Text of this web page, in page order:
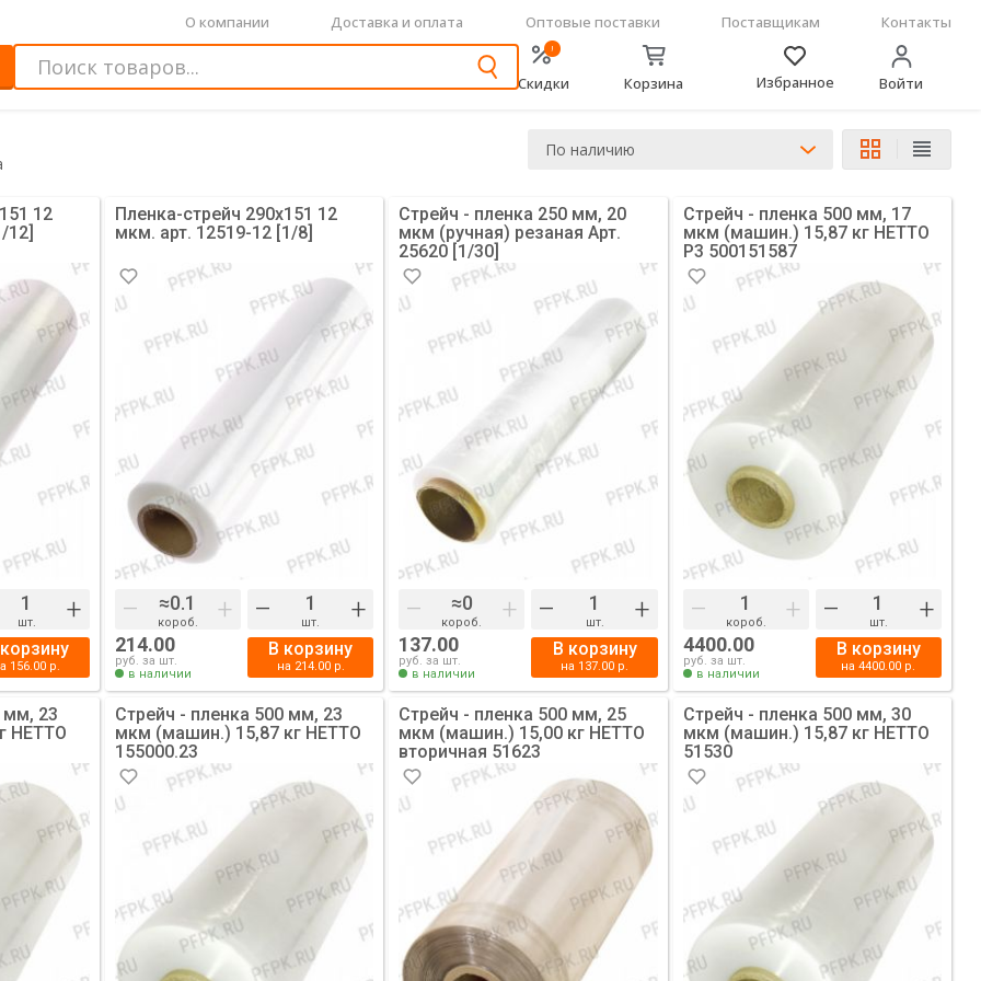
О компании Доставка и оплата Оптовые поставки Поставщикам Контакты
!
Скидки Корзина Избранное Войти
По наличию
12
12]
шт. +
156.00 р.
Пленка-стрейч 290х151 12
мкм. арт. 12519-12 [1/8]
– короб. + – шт. +
214.00
руб. за шт.
в наличии
В корзину
на 214.00р.
Стрейч - пленка 250 мм, 20
мкм (ручная) резаная Арт.
25620 [1/30]
– короб. + – шт. +
137.00
руб. за шт.
в наличии
В корзину
на 137.00 р.
Стрейч - пленка 500 мм, 17
мкм (машин.) 15,87 кг НЕТТО
Р3 500151587
– короб. + – шт. +
4400.00
руб. за шт.
в наличии
В корзину
на4400.00 р.
мм, 23
НЕТТО
Стрейч - пленка 500 мм, 23
мкм (машин.) 15,87 кг НЕТТО
155000.23
Стрейч - пленка 500 мм, 25
мкм (машин.) 15,00 кг НЕТТО
вторичная 51623
Стрейч - пленка 500 мм, 30
мкм (машин.) 15,87 кг НЕТТО
51530